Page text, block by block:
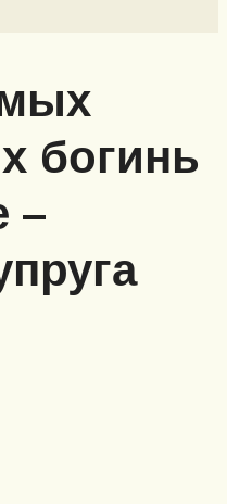
богинь
–